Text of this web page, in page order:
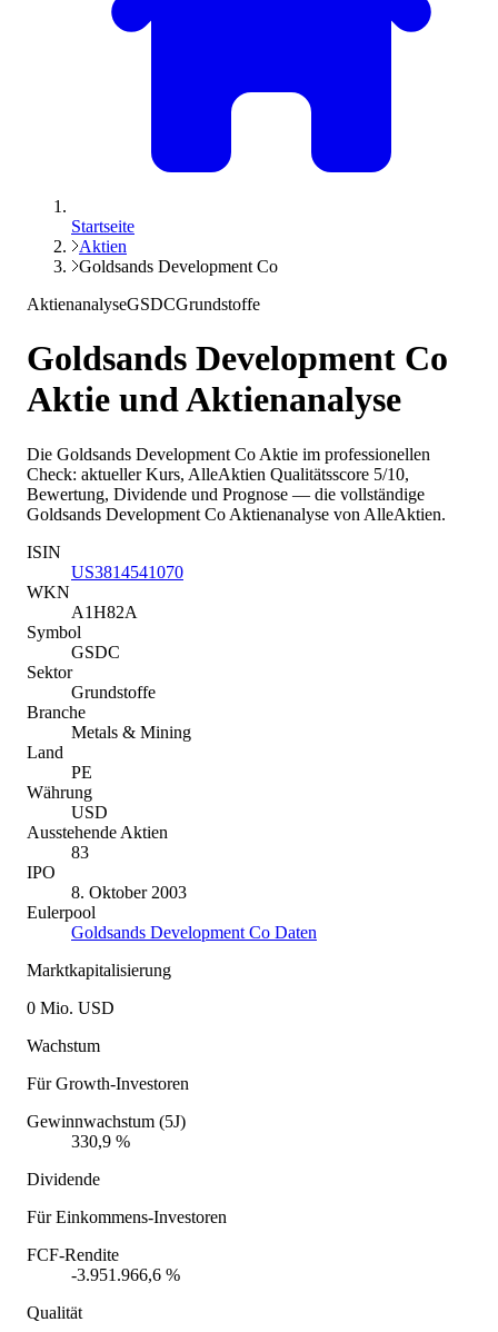
Startseite
Aktien
Goldsands Development Co
AktienanalyseGSDCGrundstoffe
Goldsands Development Co
Aktie und Aktienanalyse
Die Goldsands Development Co Aktie im professionellen
Check: aktueller Kurs, AlleAktien Qualitätsscore 5/10,
Bewertung, Dividende und Prognose — die vollständige
Goldsands Development Co Aktienanalyse von AlleAktien.
ISIN
US3814541070
WKN
A1H82A
Symbol
GSDC
Sektor
Grundstoffe
Branche
Metals & Mining
Land
PE
Währung
USD
Ausstehende Aktien
83
IPO
8. Oktober 2003
Eulerpool
Goldsands Development Co Daten
Marktkapitalisierung
0 Mio. USD
Wachstum
Für Growth-Investoren
Gewinnwachstum (5J)
330,9 %
Dividende
Für Einkommens-Investoren
FCF-Rendite
-3.951.966,6 %
Qualität